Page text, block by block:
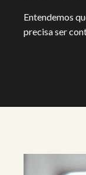
Entendemos
precisa ser